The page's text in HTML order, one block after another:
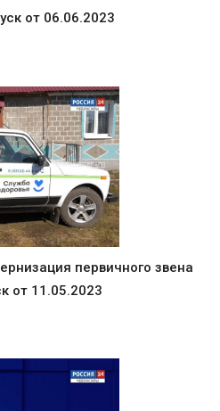
от 06.06.2023
первичного звена
от 11.05.2023